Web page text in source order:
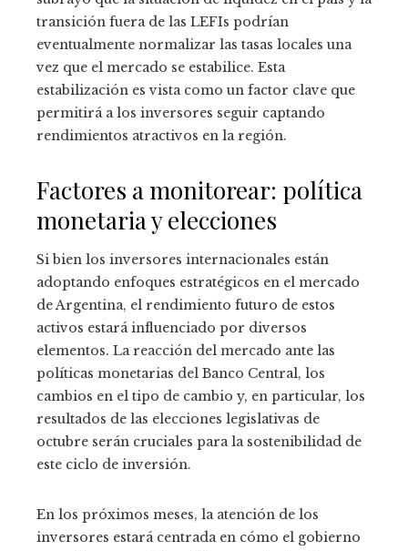
transición fuera de las LEFIs podrían
eventualmente normalizar las tasas locales una
vez que el mercado se estabilice. Esta
estabilización es vista como un factor clave que
permitirá a los inversores seguir captando
rendimientos atractivos en la región.
Factores a monitorear: política
monetaria y elecciones
Si bien los inversores internacionales están
adoptando enfoques estratégicos en el mercado
de Argentina, el rendimiento futuro de estos
activos estará influenciado por diversos
elementos. La reacción del mercado ante las
políticas monetarias del Banco Central, los
cambios en el tipo de cambio y, en particular, los
resultados de las elecciones legislativas de
octubre serán cruciales para la sostenibilidad de
este ciclo de inversión.
En los próximos meses, la atención de los
inversores estará centrada en cómo el gobierno